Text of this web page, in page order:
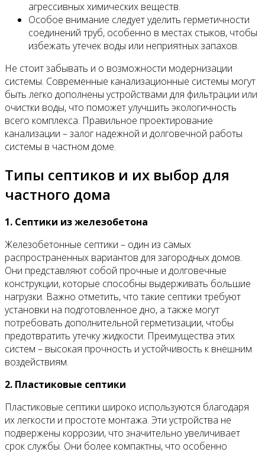
агрессивных химических веществ.
Особое внимание следует уделить герметичности
соединений труб, особенно в местах стыков, чтобы
избежать утечек воды или неприятных запахов.
Не стоит забывать и о возможности модернизации
системы. Современные канализационные системы могут
быть легко дополнены устройствами для фильтрации или
очистки воды, что поможет улучшить экологичность
всего комплекса. Правильное проектирование
канализации – залог надежной и долговечной работы
системы в частном доме.
Типы септиков и их выбор для
частного дома
1. Септики из железобетона
Железобетонные септики – один из самых
распространенных вариантов для загородных домов.
Они представляют собой прочные и долговечные
конструкции, которые способны выдерживать большие
нагрузки. Важно отметить, что такие септики требуют
установки на подготовленное дно, а также могут
потребовать дополнительной герметизации, чтобы
предотвратить утечку жидкости. Преимущества этих
систем – высокая прочность и устойчивость к внешним
воздействиям.
2. Пластиковые септики
Пластиковые септики широко используются благодаря
их легкости и простоте монтажа. Эти устройства не
подвержены коррозии, что значительно увеличивает
срок службы. Они более компактны, что особенно